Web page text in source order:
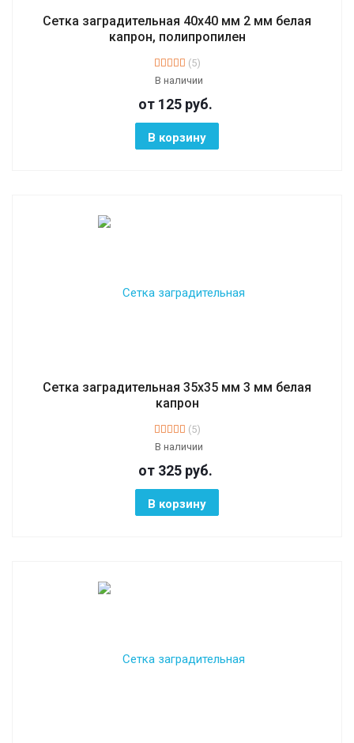
Сетка заградительная 40х40 мм 2 мм белая
капрон, полипропилен
(5)
В наличии
от 125 руб.
В корзину
Сетка заградительная 35х35 мм 3 мм белая
капрон
(5)
В наличии
от 325 руб.
В корзину